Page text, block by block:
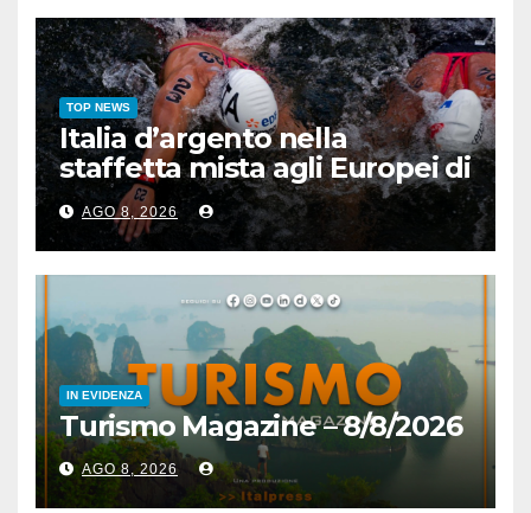
TOP NEWS
Italia d’argento nella
staffetta mista agli Europei di
nuoto di fondo
AGO 8, 2026
IN EVIDENZA
Turismo Magazine – 8/8/2026
AGO 8, 2026